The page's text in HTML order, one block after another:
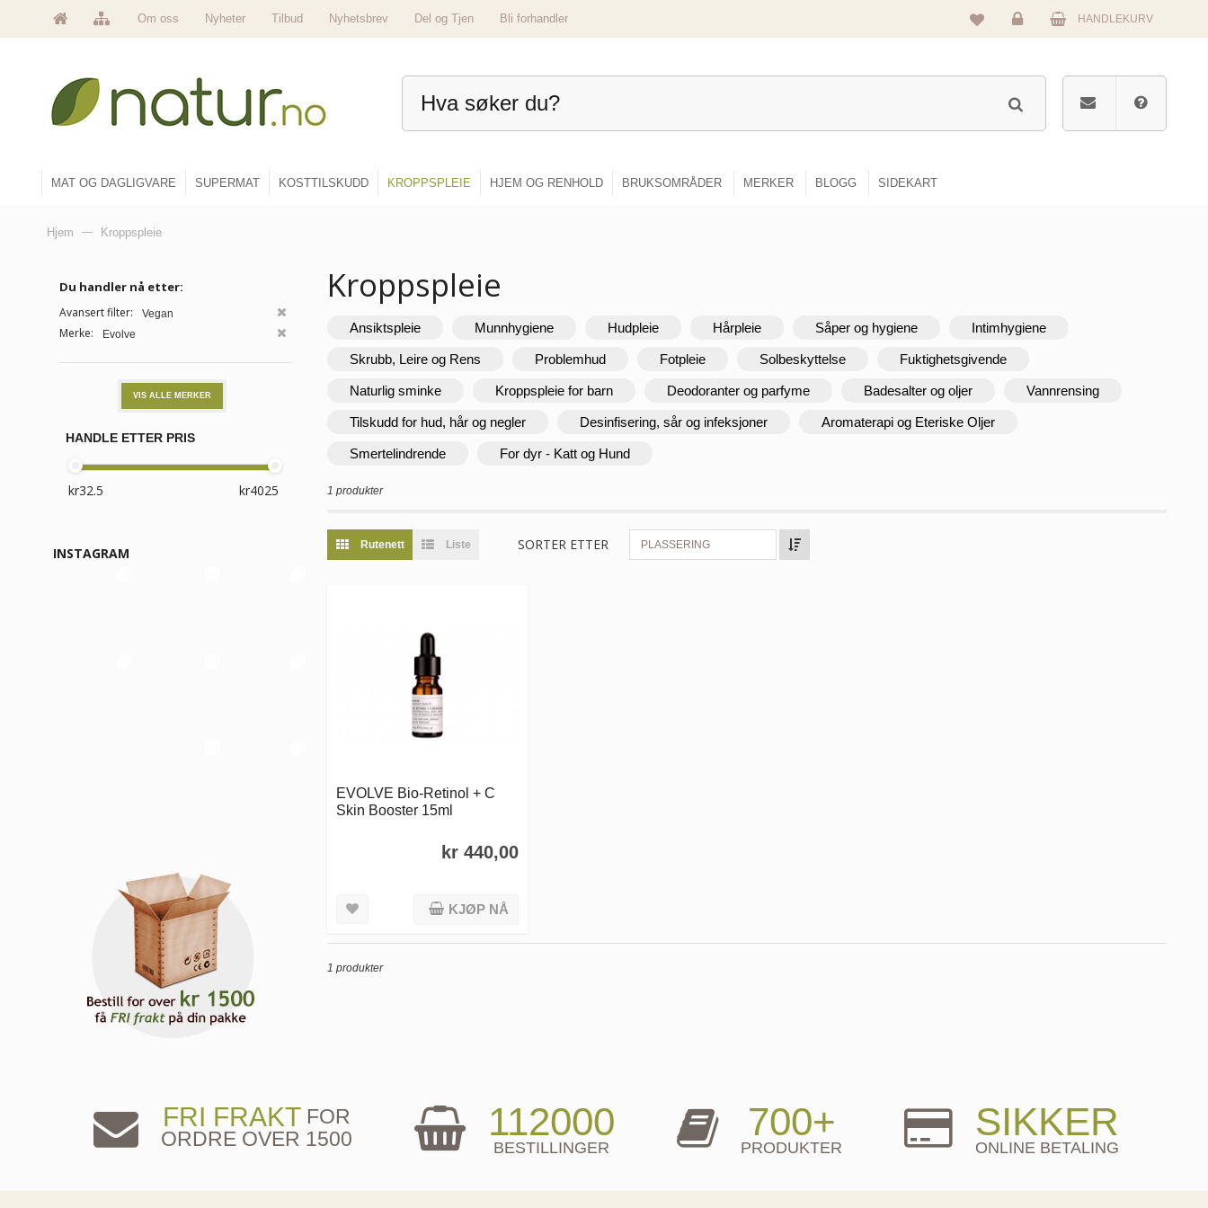
Om oss Nyheter Tilbud Nyhetsbrev Del og Tjen
Bli forhandler
Logg
HANDLEKURV
MAT OG DAGLIGVARE SUPERMAT KOSTTILSKUDD KROPPSPLEIE HJEM OG RENHOLD BRUKSOMRÅDER MERKER BLOGG SIDEKART
Hjem — Kroppspleie
Kroppspleie
Ansiktspleie Munnhygiene Hudpleie Hårpleie Såper og hygiene Intimhygiene
Skrubb, Leire og Rens Problemhud Fotpleie Solbeskyttelse Fuktighetsgivende
Naturlig sminke Kroppspleie for barn Deodoranter og parfyme Badesalter og oljer Vannrensing
Tilskudd for hud, hår og negler Desinfisering, sår og infeksjoner Aromaterapi og Eteriske Oljer
Smertelindrende For dyr - Katt og Hund
1 produkter
Rutenett Liste SORTER ETTER PLASSERING
EVOLVE Bio-Retinol + C
Skin Booster 15ml
kr 440,00
KJØP NÅ
1 produkter
Du handler nå etter:
Avansert filter: Vegan
Merke: Evolve
VIS ALLE MERKER
HANDLE ETTER PRIS
INSTAGRAM
FRI FRAKT FOR
ORDRE OVER 1500
112000
BESTILLINGER
700+
PRODUKTER
SIKKER
ONLINE BETALING